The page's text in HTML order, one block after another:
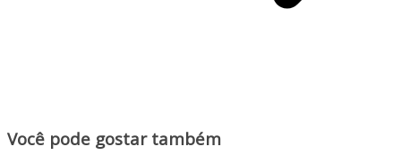
Você pode gostar também